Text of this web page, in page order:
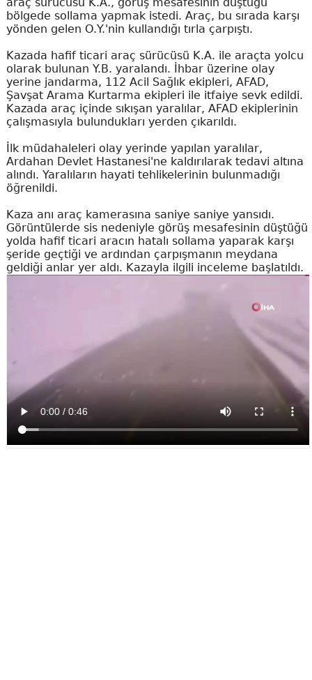
bölgede sollama yapmak istedi. Araç, bu sırada karşı
yönden gelen O.Y.'nin kullandığı tırla çarpıştı.
Kazada hafif ticari araç sürücüsü K.A. ile araçta yolcu
olarak bulunan Y.B. yaralandı. İhbar üzerine olay
yerine jandarma, 112 Acil Sağlık ekipleri, AFAD,
Şavşat Arama Kurtarma ekipleri ile itfaiye sevk edildi.
Kazada araç içinde sıkışan yaralılar, AFAD ekiplerinin
çalışmasıyla bulundukları yerden çıkarıldı.
İlk müdahaleleri olay yerinde yapılan yaralılar,
Ardahan Devlet Hastanesi'ne kaldırılarak tedavi altına
alındı. Yaralıların hayati tehlikelerinin bulunmadığı
öğrenildi.
Kaza anı araç kamerasına saniye saniye yansıdı.
Görüntülerde sis nedeniyle görüş mesafesinin düştüğü
yolda hafif ticari aracın hatalı sollama yaparak karşı
şeride geçtiği ve ardından çarpışmanın meydana
geldiği anlar yer aldı. Kazayla ilgili inceleme başlatıldı.